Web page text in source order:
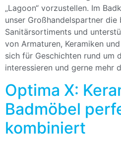
„Lagoon“ vorzustellen. Im
unser Großhandelspartner die
Sanitärsortiments und
von Armaturen, Keramiken
sich für Geschichten rund um
interessieren und gerne mehr
Optima X:
Badmöbel
kombiniert